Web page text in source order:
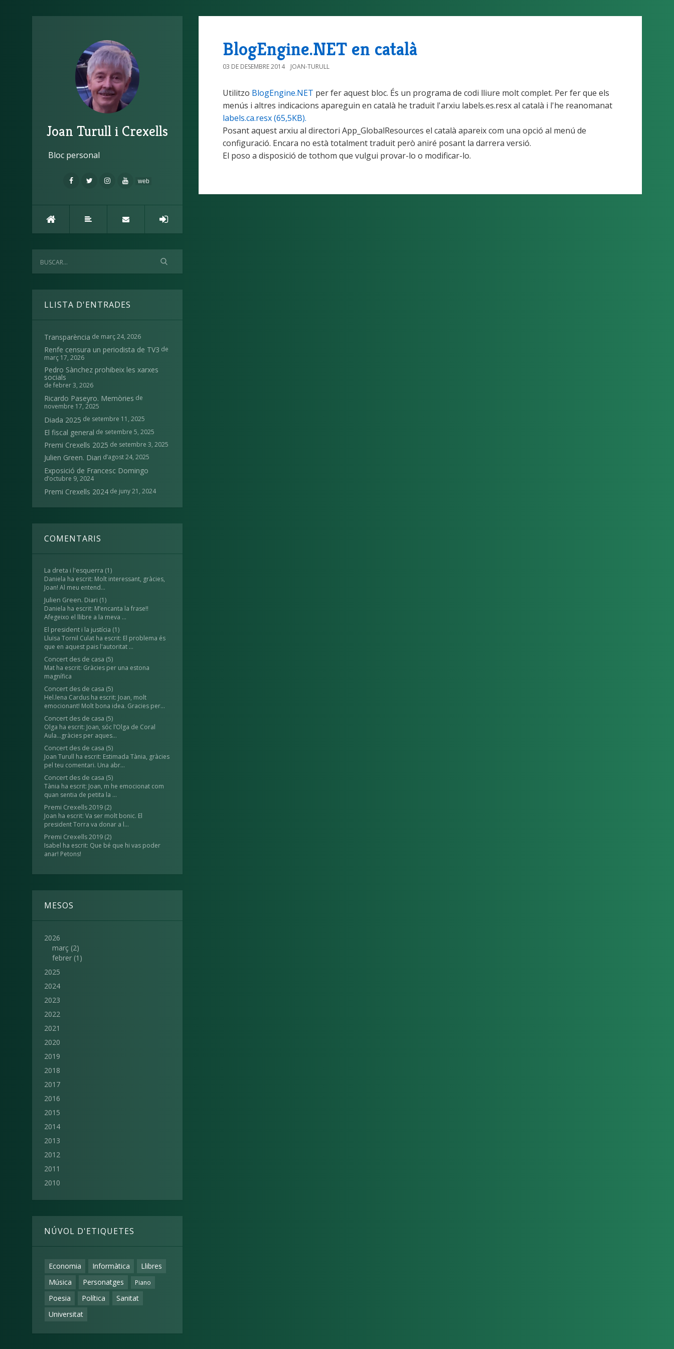
Joan Turull i Crexells
Bloc personal
web
LLISTA D'ENTRADES
Transparència de març 24, 2026
Renfe censura un periodista de TV3 de
març 17, 2026
Pedro Sànchez prohibeix les xarxes
socials
de febrer 3, 2026
Ricardo Paseyro. Memòries de
novembre 17, 2025
Diada 2025 de setembre 11, 2025
El fiscal general de setembre 5, 2025
Premi Crexells 2025 de setembre 3, 2025
Julien Green. Diari d’agost 24, 2025
Exposició de Francesc Domingo
d’octubre 9, 2024
Premi Crexells 2024 de juny 21, 2024
COMENTARIS
La dreta i l'esquerra (1)
Daniela ha escrit: Molt interessant, gràcies,
Joan! Al meu entend...
Julien Green. Diari (1)
Daniela ha escrit: M’encanta la frase!!
Afegeixo el llibre a la meva ...
El president i la justícia (1)
Lluïsa Tornil Culat ha escrit: El problema és
que en aquest pais l'autoritat ...
Concert des de casa (5)
Mat ha escrit: Gràcies per una estona
magnífica
Concert des de casa (5)
Hel.lena Cardus ha escrit: Joan, molt
emocionant! Molt bona idea. Gracies per...
Concert des de casa (5)
Olga ha escrit: Joan, sóc l’Olga de Coral
Aula...gràcies per aques...
Concert des de casa (5)
Joan Turull ha escrit: Estimada Tània, gràcies
pel teu comentari. Una abr...
Concert des de casa (5)
Tània ha escrit: Joan, m he emocionat com
quan sentia de petita la ...
Premi Crexells 2019 (2)
Joan ha escrit: Va ser molt bonic. El
president Torra va donar a l...
Premi Crexells 2019 (2)
Isabel ha escrit: Que bé que hi vas poder
anar! Petons!
MESOS
2026
març (2)
febrer (1)
2025
2024
2023
2022
2021
2020
2019
2018
2017
2016
2015
2014
2013
2012
2011
2010
NÚVOL D'ETIQUETES
Economia Informàtica
Llibres
Música
Personatges Piano
Poesia Política
Sanitat
Universitat
BlogEngine.NET en català
03 DE DESEMBRE 2014 JOAN-TURULL
Utilitzo BlogEngine.NET per fer aquest bloc. És un programa de codi lliure molt complet. Per fer que els
menús i altres indicacions apareguin en català he traduit l'arxiu labels.es.resx al català i l'he reanomanat
labels.ca.resx (65,5KB).
Posant aquest arxiu al directori App_GlobalResources el català apareix com una opció al menú de
configuració. Encara no està totalment traduit però aniré posant la darrera versió.
El poso a disposició de tothom que vulgui provar-lo o modificar-lo.